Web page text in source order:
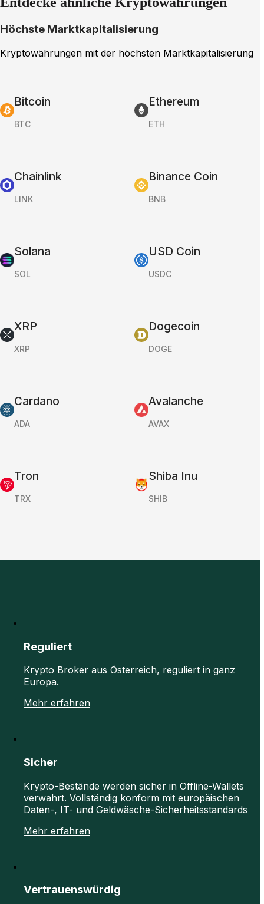
Höchste Marktkapitalisierung
Kryptowährungen mit der höchsten Marktkapitalisierung
Bitcoin
BTC
Ethereum
ETH
Chainlink
LINK
Binance Coin
BNB
Solana
SOL
USD Coin
USDC
XRP
XRP
Dogecoin
DOGE
Cardano
ADA
Avalanche
AVAX
Tron
TRX
Shiba Inu
SHIB
Reguliert
Krypto Broker aus Österreich, reguliert in ganz
Europa.
Mehr erfahren
Sicher
Krypto-Bestände werden sicher in Offline-Wallets
verwahrt. Vollständig konform mit europäischen
Daten-, IT- und Geldwäsche-Sicherheitsstandards
Mehr erfahren
Vertrauenswürdig